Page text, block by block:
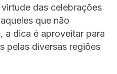
das celebrações
que não
a dica é aproveitar para
pelas diversas regiões